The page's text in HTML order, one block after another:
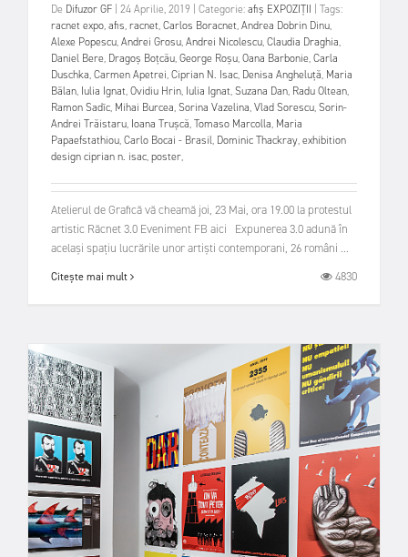
De Difuzor GF 24 Aprilie, 2019 Categorie:afiș EXPOZIȚII
Tags:
racnet expo,afis,racnet,Carlos Boracnet,Andrea Dobrin Dinu,
Alexe Popescu,Andrei Grosu,Andrei Nicolescu,Claudia Draghia,
Daniel Bere, Dragoș Boțcău,George Roșu,Oana Barbonie,Carla
Duschka,Carmen Apetrei,Ciprian N. Isac, Denisa Angheluță, Maria
Bălan, Iulia Ignat,Ovidiu Hrin, Iulia Ignat,Suzana Dan, Radu Oltean,
Ramon Sadîc, Mihai Burcea,Sorina Vazelina,Vlad Sorescu,Sorin-
Andrei Trăistaru, Ioana Trușcă,Tomaso Marcolla, Maria
Papaefstathiou,Carlo Bocai - Brasil, Dominic Thackray,exhibition
design ciprian n. isac,poster,
Atelierul de Grafică vă cheamă joi, 23 Mai, ora 19.00 la protestul
artistic Răcnet 3.0 Eveniment FB aici Expunerea 3.0 adună în
același spațiu lucrările unor artiști contemporani, 26 români ...
Citește mai mult 4830